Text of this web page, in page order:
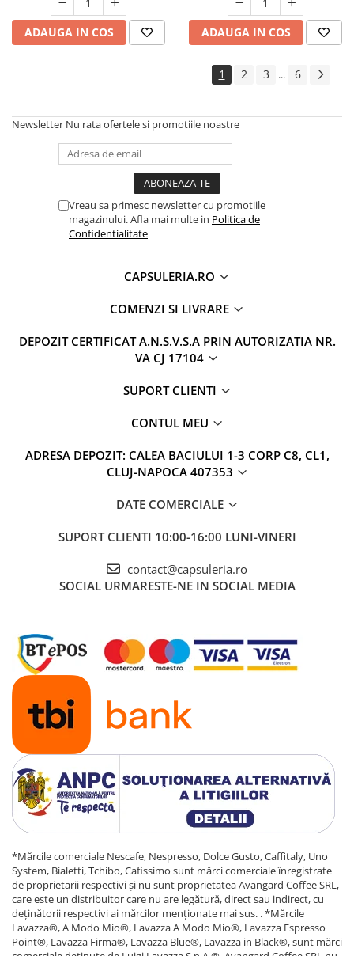
ADAUGA IN COS ADAUGA IN COS
1 2 3 ... 6
Newsletter Nu rata ofertele si promotiile noastre
Vreau sa primesc newsletter cu promotiile
magazinului. Afla mai multe in Politica de
Confidentialitate
CAPSULERIA.RO
COMENZI SI LIVRARE
DEPOZIT CERTIFICAT A.N.S.V.S.A PRIN AUTORIZATIA NR.
VA CJ 17104
SUPORT CLIENTI
CONTUL MEU
ADRESA DEPOZIT: CALEA BACIULUI 1-3 CORP C8, CL1,
CLUJ-NAPOCA 407353
DATE COMERCIALE
SUPORT CLIENTI 10:00-16:00 LUNI-VINERI
contact@capsuleria.ro
SOCIAL URMARESTE-NE IN SOCIAL MEDIA
*Mărcile comerciale Nescafe, Nespresso, Dolce Gusto, Caffitaly, Uno
System, Bialetti, Tchibo, Cafissimo sunt mărci comerciale înregistrate
de proprietarii respectivi și nu sunt proprietatea Avangard Coffee SRL,
care este un distribuitor care nu are legătură, direct sau indirect, cu
deținătorii respectivi ai mărcilor menționate mai sus. . *Mărcile
Lavazza®, A Modo Mio®, Lavazza A Modo Mio®, Lavazza Espresso
Point®, Lavazza Firma®, Lavazza Blue®, Lavazza in Black®, sunt mărci